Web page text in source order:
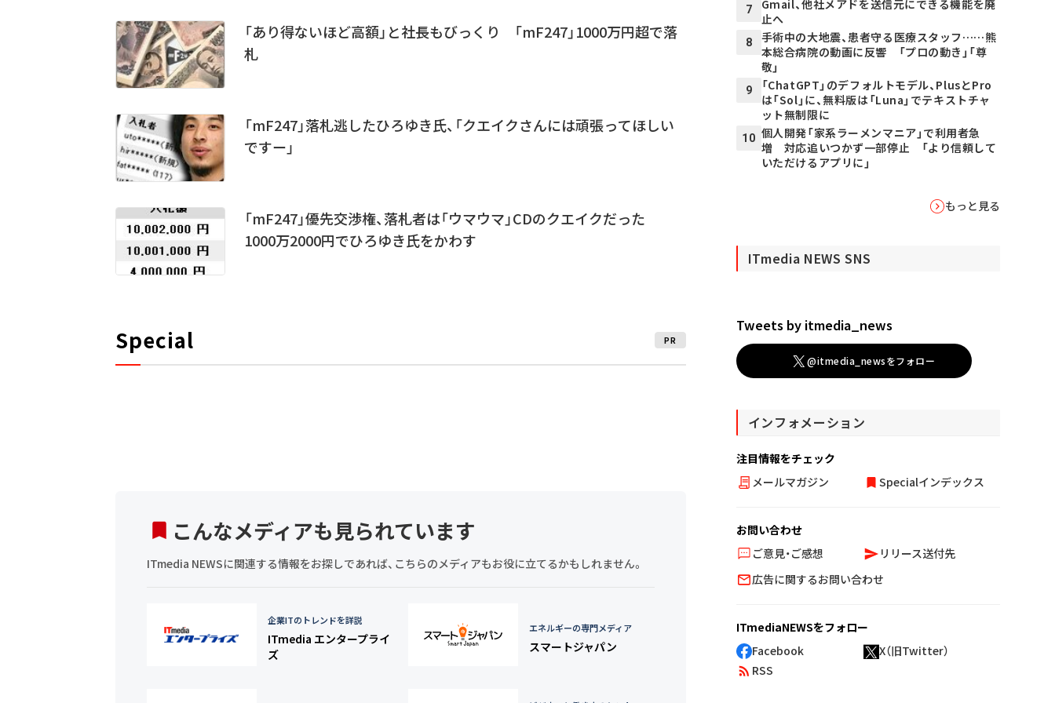
「あり得ないほど高額」と社長もびっくり 「mF247」1000万円超で落
札
「mF247」落札逃したひろゆき氏、「クエイクさんには頑張ってほしい
ですー」
「mF247」優先交渉権、落札者は「ウマウマ」CDのクエイクだった
1000万2000円でひろゆき氏をかわす
Special PR
こんなメディアも見られています
ITmedia NEWSに関連する情報をお探しであれば、こちらのメディアもお役に立てるかもしれません。
企業ITのトレンドを詳説
ITmedia エンタープライ
ズ
エネルギーの専門メディア
スマートジャパン
7
Gmail、他社メアドを送信元にできる機能を廃
止へ
8
手術中の大地震、患者守る医療スタッフ……熊
本総合病院の動画に反響 「プロの動き」「尊
敬」
9
「ChatGPT」のデフォルトモデル、PlusとPro
は「Sol」に、無料版は「Luna」でテキストチャ
ット無制限に
10 個人開発「家系ラーメンマニア」で利用者急
増 対応追いつかず一部停止 「より信頼して
いただけるアプリに」
もっと見る
ITmedia NEWS SNS
Tweets by itmedia_news
@itmedia_newsをフォロー
インフォメーション
注目情報をチェック
メールマガジン
Specialインデックス
お問い合わせ
ご意見・ご感想
リリース送付先
広告に関するお問い合わせ
ITmediaNEWSをフォロー
Facebook
X（旧Twitter）
RSS